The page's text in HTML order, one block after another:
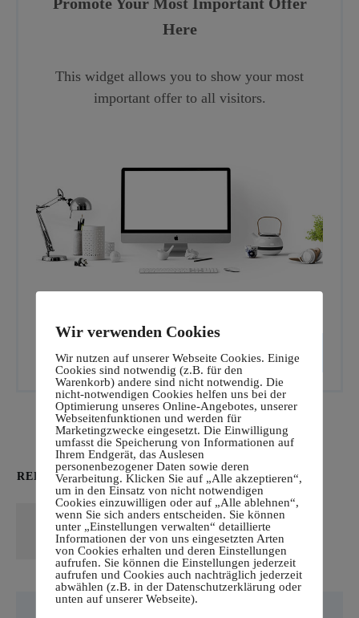
Here
This widget allows you to show your most
important offer to all visitors.
CALL TO ACTION
RELATED POSTS
Hello world!
Read More
Wir verwenden Cookies
Wir nutzen auf unserer Webseite Cookies. Einige
Cookies sind notwendig (z.B. für den
Warenkorb) andere sind nicht notwendig. Die
nicht-notwendigen Cookies helfen uns bei der
Optimierung unseres Online-Angebotes, unserer
Webseitenfunktionen und werden für
Marketingzwecke eingesetzt. Die Einwilligung
umfasst die Speicherung von Informationen auf
Ihrem Endgerät, das Auslesen
personenbezogener Daten sowie deren
Verarbeitung. Klicken Sie auf „Alle akzeptieren“,
um in den Einsatz von nicht notwendigen
Cookies einzuwilligen oder auf „Alle ablehnen“,
wenn Sie sich anders entscheiden. Sie können
unter „Einstellungen verwalten“ detaillierte
Informationen der von uns eingesetzten Arten
von Cookies erhalten und deren Einstellungen
aufrufen. Sie können die Einstellungen jederzeit
aufrufen und Cookies auch nachträglich jederzeit
abwählen (z.B. in der Datenschutzerklärung oder
unten auf unserer Webseite).